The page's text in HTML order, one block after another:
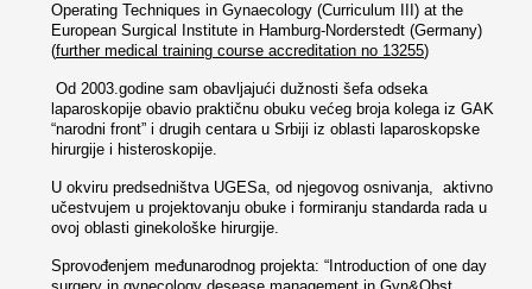
Operating Techniques in Gynaecology (Curriculum III) at the
European Surgical Institute in Hamburg-Norderstedt (Germany)
(further medical training course accreditation no 13255)
Od 2003.godine sam obavljajući dužnosti šefa odseka
laparoskopije obavio praktičnu obuku većeg broja kolega iz GAK
“narodni front” i drugih centara u Srbiji iz oblasti laparoskopske
hirurgije i histeroskopije.
U okviru predsedništva UGESa, od njegovog osnivanja, aktivno
učestvujem u projektovanju obuke i formiranju standarda rada u
ovoj oblasti ginekološke hirurgije.
Sprovođenjem međunarodnog projekta: “Introduction of one day